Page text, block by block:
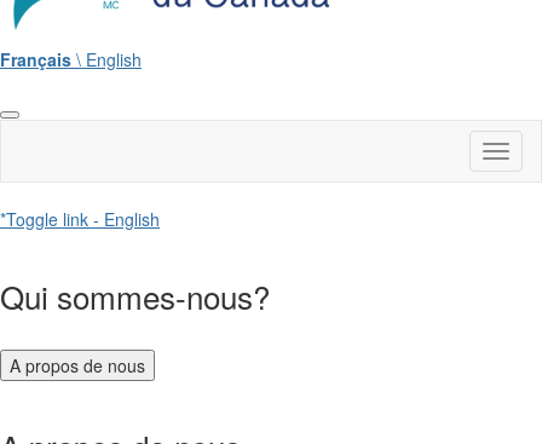
Français \ English
*Toggle link - English
Qui sommes-nous?
A propos de nous